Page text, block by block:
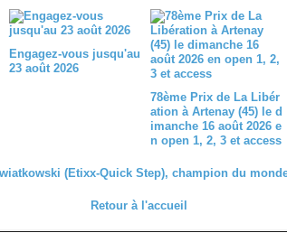
Engagez-vous jusqu'au
23 août 2026
78ème Prix de La Libér
ation à Artenay (45) le d
imanche 16 août 2026 e
n open 1, 2, 3 et access
Retour à l'accueil